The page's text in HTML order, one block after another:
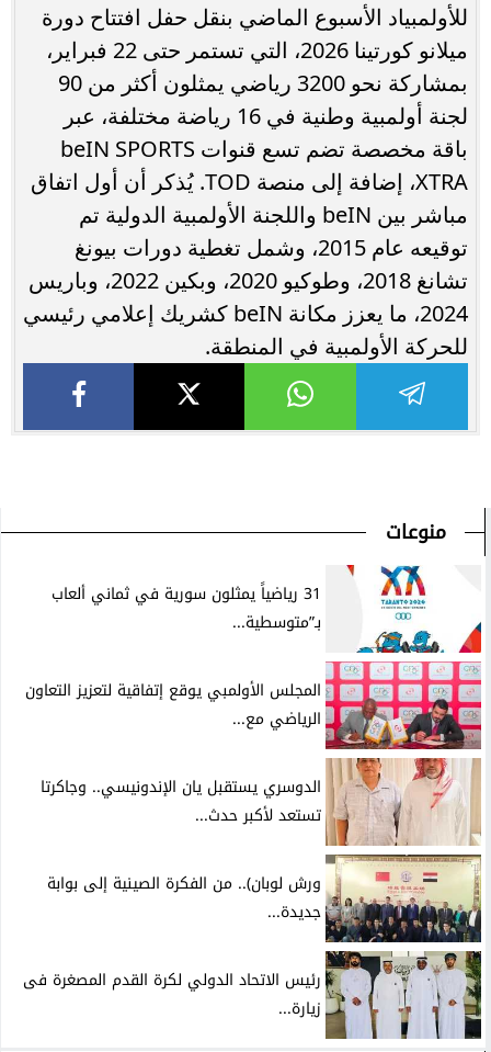
للأولمبياد الأسبوع الماضي بنقل حفل افتتاح دورة
ميلانو كورتينا 2026، التي تستمر حتى 22 فبراير،
بمشاركة نحو 3200 رياضي يمثلون أكثر من 90
لجنة أولمبية وطنية في 16 رياضة مختلفة، عبر
باقة مخصصة تضم تسع قنوات beIN SPORTS
XTRA، إضافة إلى منصة TOD. يُذكر أن أول اتفاق
مباشر بين beIN واللجنة الأولمبية الدولية تم
توقيعه عام 2015، وشمل تغطية دورات بيونغ
تشانغ 2018، وطوكيو 2020، وبكين 2022، وباريس
2024، ما يعزز مكانة beIN كشريك إعلامي رئيسي
للحركة الأولمبية في المنطقة.
منوعات
31 رياضياً يمثلون سورية في ثماني ألعاب
بـ”متوسطية...
المجلس الأولمبي يوقع إتفاقية لتعزيز التعاون
الرياضي مع...
الدوسري يستقبل يان الإندونيسي.. وجاكرتا
تستعد لأكبر حدث...
ورش لوبان).. من الفكرة الصينية إلى بوابة
جديدة...
رئيس الاتحاد الدولي لكرة القدم المصغرة فى
زيارة...